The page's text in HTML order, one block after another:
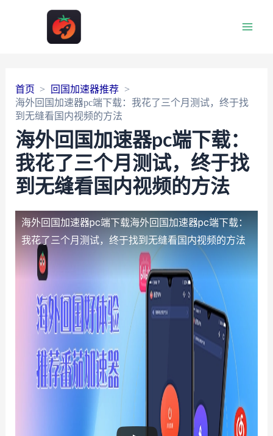
首页
回国加速器推荐
海外回国加速器pc端下载：我花了三个月测试，终于找
到无缝看国内视频的方法
海外回国加速器pc端下载：
我花了三个月测试，终于找
到无缝看国内视频的方法
海外回国加速器pc端下载海外回国加速器pc端下载：
我花了三个月测试，终于找到无缝看国内视频的方法